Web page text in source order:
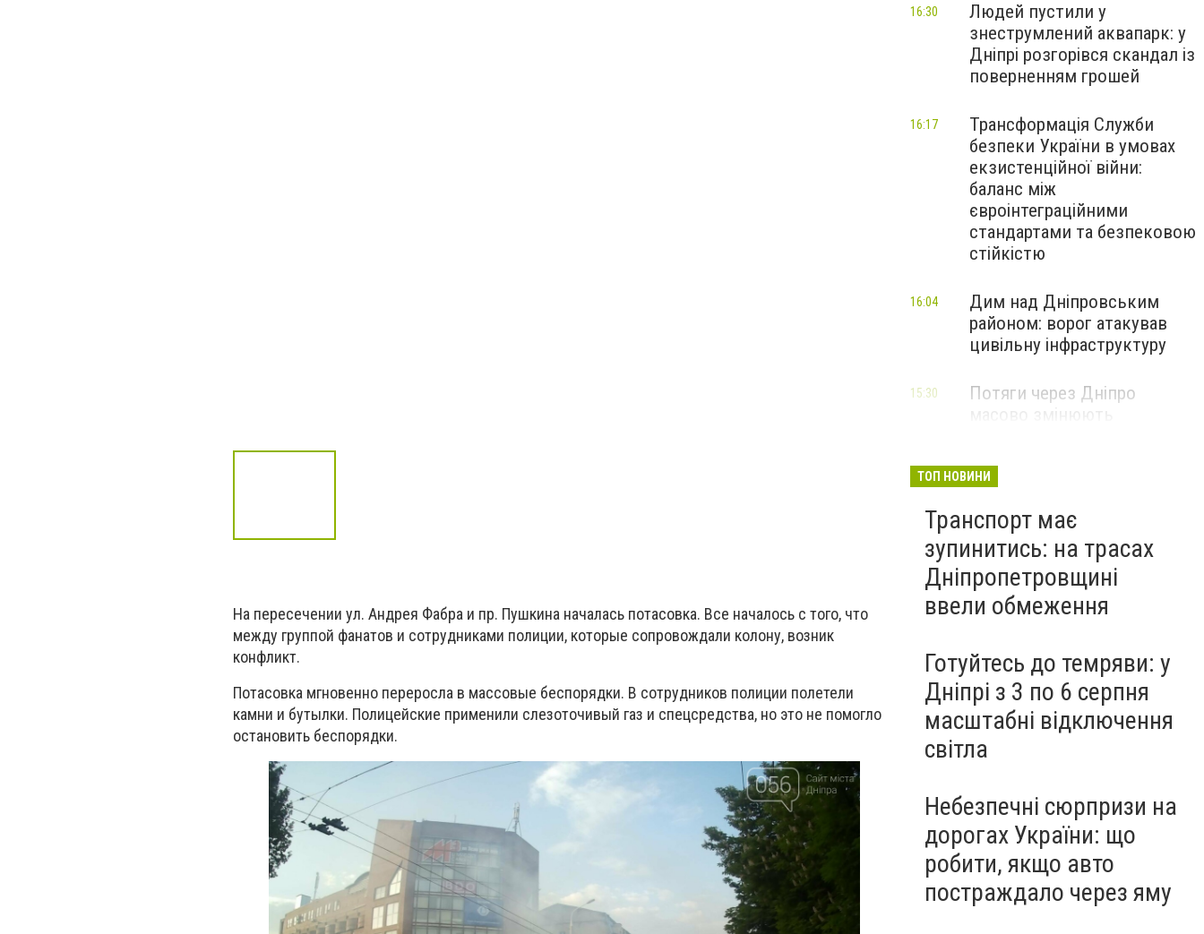
На пересечении ул. Андрея Фабра и пр. Пушкина началась потасовка. Все началось с того, что
между группой фанатов и сотрудниками полиции, которые сопровождали колону, возник
конфликт.
Потасовка мгновенно переросла в массовые беспорядки. В сотрудников полиции полетели
камни и бутылки. Полицейские применили слезоточивый газ и спецсредства, но это не помогло
остановить беспорядки.
Людей пустили у
знеструмлений аквапарк: у
Дніпрі розгорівся скандал із
поверненням грошей
16:30
Трансформація Служби
безпеки України в умовах
екзистенційної війни:
баланс між
євроінтеграційними
стандартами та безпековою
стійкістю
16:17
Дим над Дніпровським
районом: ворог атакував
цивільну інфраструктуру
16:04
Потяги через Дніпро
15:30
ТОП НОВИНИ
Транспорт має
зупинитись: на трасах
Дніпропетровщині
ввели обмеження
Готуйтесь до темряви: у
Дніпрі з 3 по 6 серпня
масштабні відключення
світла
Небезпечні сюрпризи на
дорогах України: що
робити, якщо авто
постраждало через яму